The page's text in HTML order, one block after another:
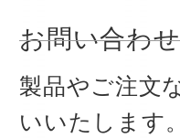
お問い合わせ
製品やご注文
いいたします